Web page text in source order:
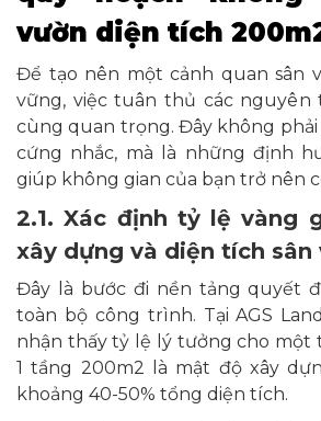
vườn diện tích
Để tạo nên một cảnh quan sân
vững, việc tuân thủ các nguyên
cùng quan trọng. Đây không
cứng nhắc, mà là những định
giúp không gian của bạn trở nên
2.1. Xác định tỷ lệ vàng
xây dựng và diện tích sân
Đây là bước đi nền tảng quyết
toàn bộ công trình. Tại AGS
nhận thấy tỷ lệ lý tưởng cho một
1 tầng 200m2 là mật độ xây
khoảng 40-50% tổng diện tích.